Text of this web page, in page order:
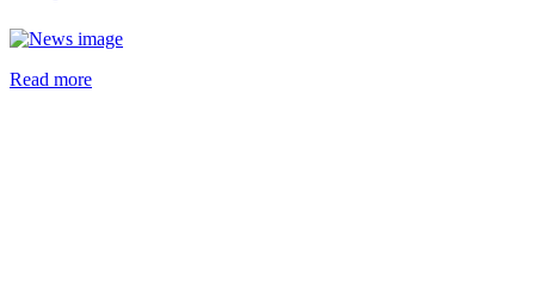
Read more